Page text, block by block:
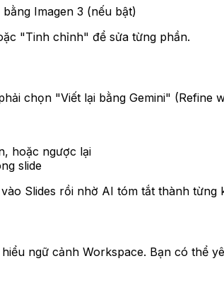
Imagen 3 (nếu bật)
"Tinh chỉnh" để sửa từng phần.
chọn "Viết lại bằng Gemini" (Refine
hoặc ngược lại
slide
Slides rồi nhờ AI tóm tắt thành từng
ngữ cảnh Workspace. Bạn có thể